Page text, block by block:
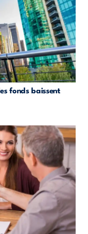
fonds baissent